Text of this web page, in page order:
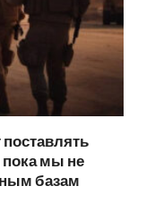
пока мы не
базам